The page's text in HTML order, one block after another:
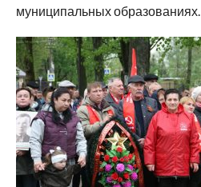
муниципальных образованиях.